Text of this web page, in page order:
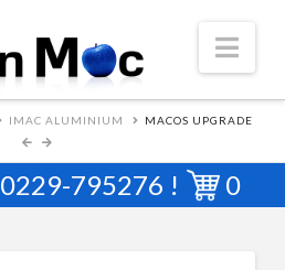
IMAC ALUMINIUM MACOS UPGRADE
0229-795276 ! 0